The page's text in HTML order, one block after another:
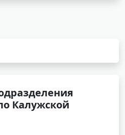
Калужской